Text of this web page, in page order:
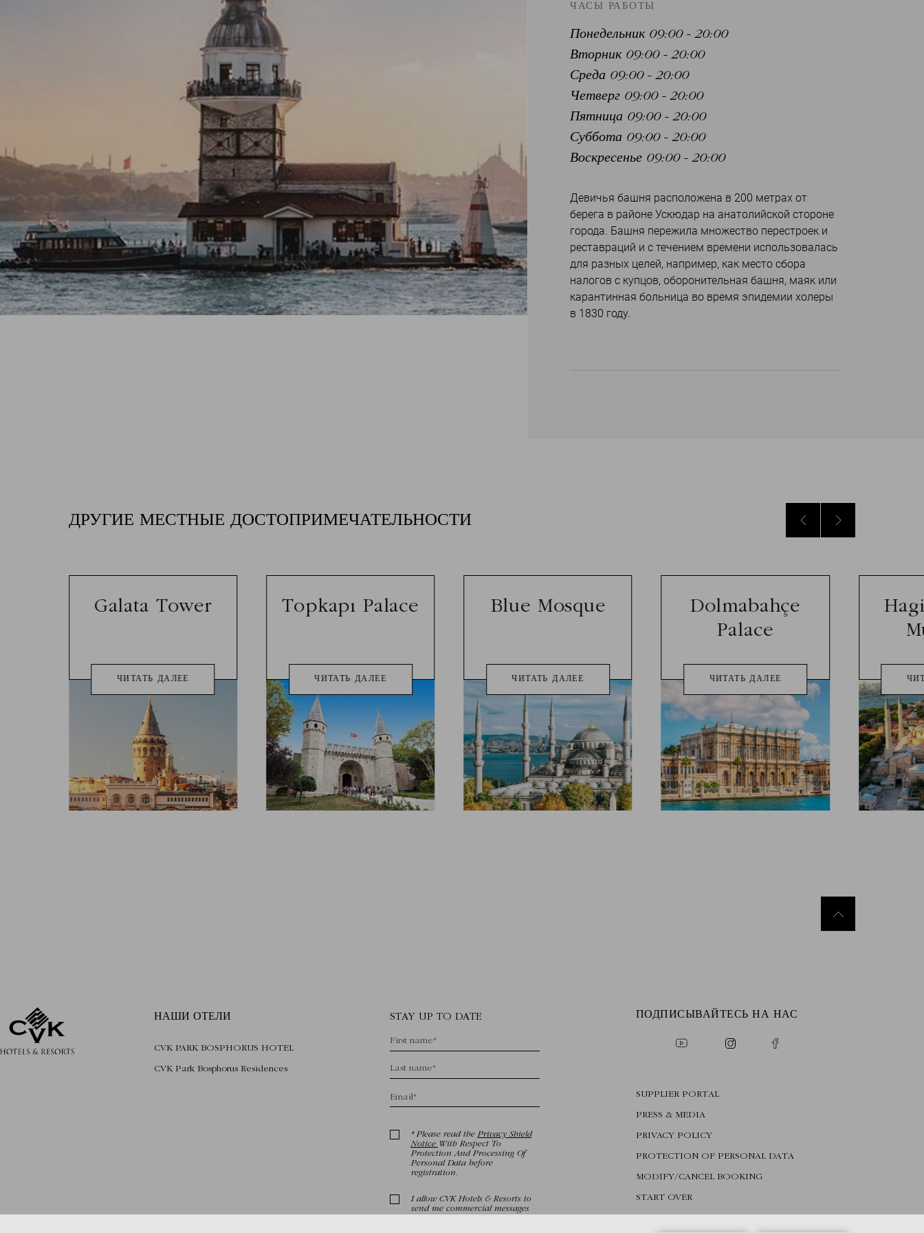
ЧАСЫ РАБОТЫ
Понедельник 09:00 - 20:00
Вторник 09:00 - 20:00
Среда 09:00 - 20:00
Четверг 09:00 - 20:00
Пятница 09:00 - 20:00
Суббота 09:00 - 20:00
Воскресенье 09:00 - 20:00
Девичья башня расположена в 200 метрах от
берега в районе Ускюдар на анатолийской стороне
города. Башня пережила множество перестроек и
реставраций и с течением времени использовалась
для разных целей, например, как место сбора
налогов с купцов, оборонительная башня, маяк или
карантинная больница во время эпидемии холеры
в 1830 году.
ДРУГИЕ МЕСТНЫЕ ДОСТОПРИМЕЧАТЕЛЬНОСТИ
ЧИТАТЬ ДАЛЕЕ
Galata Tower
ЧИТАТЬ ДАЛЕЕ
Topkapı Palace
ЧИТАТЬ ДАЛЕЕ
Blue Mosque
ЧИТАТЬ ДАЛЕЕ
Dolmabahçe
Palace
ПОДПИСЫВАЙТЕСЬ НА НАС
SUPPLIER PORTAL
PRESS & MEDIA
PRIVACY POLICY
PROTECTION OF PERSONAL DATA
MODIFY/CANCEL BOOKING
START OVER
НАШИ ОТЕЛИ
CVK PARK BOSPHORUS HOTEL
CVK Park Bosphorus Residences